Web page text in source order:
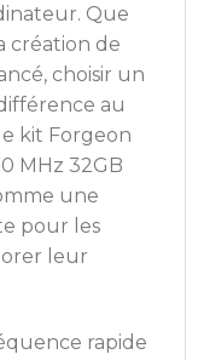
Que
création de
choisir un
au
kit Forgeon
MHz 32GB
une
pour les
leur
rapide